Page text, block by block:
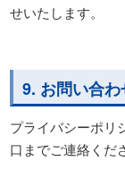
せいたします。
9. お問い合
プライバシーポリ
口までご連絡くだ